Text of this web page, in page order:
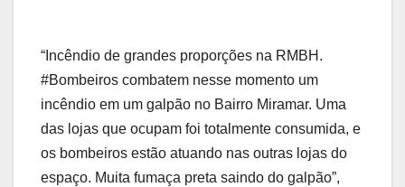
“Incêndio de grandes proporções na RMBH.
#Bombeiros combatem nesse momento um
incêndio em um galpão no Bairro Miramar. Uma
das lojas que ocupam foi totalmente consumida, e
os bombeiros estão atuando nas outras lojas do
espaço. Muita fumaça preta saindo do galpão”,